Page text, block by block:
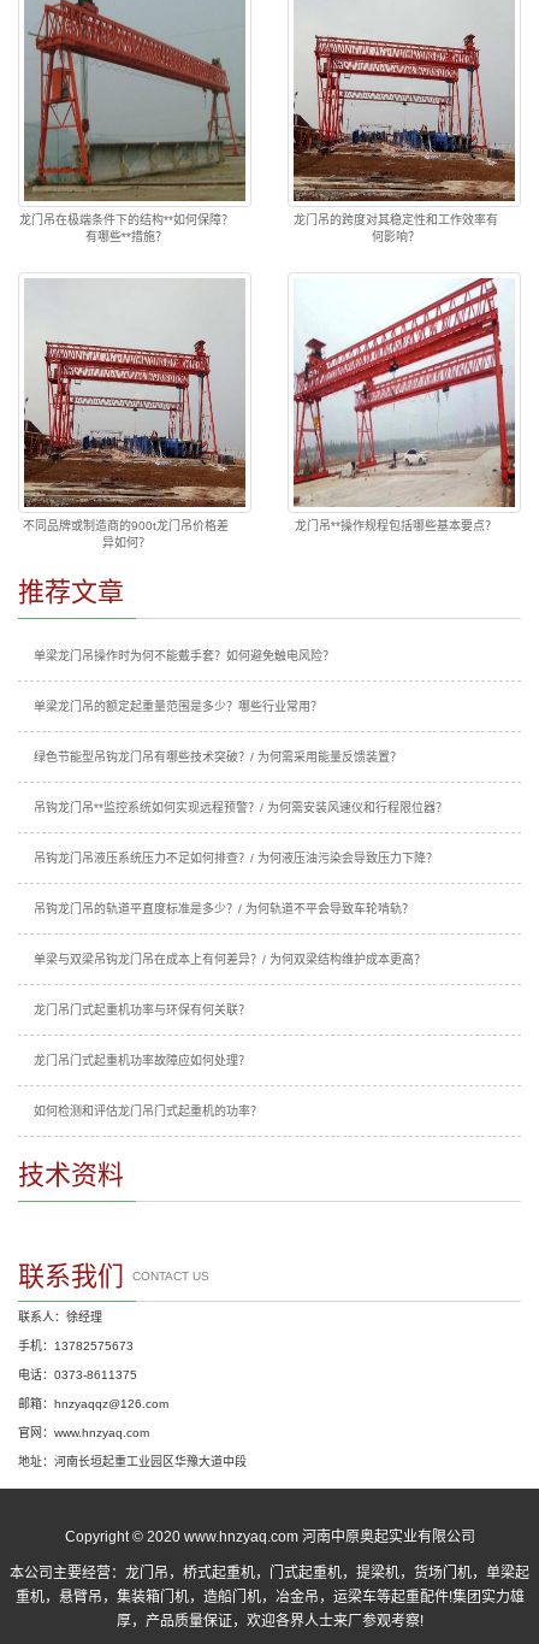
龙门吊在极端条件下的结构**如何保障？
有哪些**措施？
龙门吊的跨度对其稳定性和工作效率有
何影响？
不同品牌或制造商的900t龙门吊价格差
异如何？
龙门吊**操作规程包括哪些基本要点？
推荐文章
单梁龙门吊操作时为何不能戴手套？如何避免触电风险？
单梁龙门吊的额定起重量范围是多少？哪些行业常用？
绿色节能型吊钩龙门吊有哪些技术突破？/ 为何需采用能量反馈装置？
吊钩龙门吊**监控系统如何实现远程预警？/ 为何需安装风速仪和行程限位器？
吊钩龙门吊液压系统压力不足如何排查？/ 为何液压油污染会导致压力下降？
吊钩龙门吊的轨道平直度标准是多少？/ 为何轨道不平会导致车轮啃轨？
单梁与双梁吊钩龙门吊在成本上有何差异？/ 为何双梁结构维护成本更高？
龙门吊门式起重机功率与环保有何关联？
龙门吊门式起重机功率故障应如何处理？
如何检测和评估龙门吊门式起重机的功率？
技术资料
联系我们 CONTACT US
联系人：徐经理
手机：13782575673
电话：0373-8611375
邮箱：hnzyaqqz@126.com
官网：www.hnzyaq.com
地址：河南长垣起重工业园区华豫大道中段
Copyright © 2020 www.hnzyaq.com 河南中原奥起实业有限公司
本公司主要经营： 龙门吊 ， 桥式起重机， 门式起重机，提梁机，货场门机，单梁起
重机，悬臂吊，集装箱门机，造船门机，冶金吊，运梁车等起重配件!集团实力雄
厚，产品质量保证，欢迎各界人士来厂参观考察!